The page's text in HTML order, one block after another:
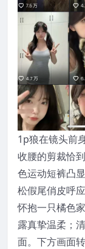
1p狼在镜头前
收腰的剪裁恰
色运动短裤凸
松假尾俏皮呼
怀抱一只橘色
露真挚温柔；
面。下方画面